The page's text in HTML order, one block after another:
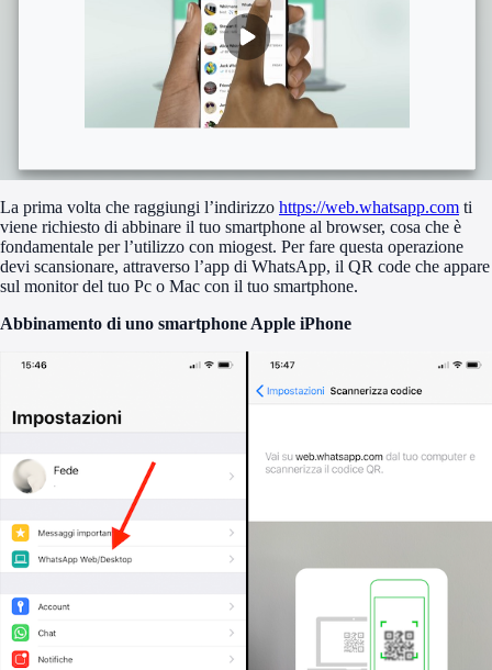
La prima volta che raggiungi l’indirizzo https://web.whatsapp.com ti
viene richiesto di abbinare il tuo smartphone al browser, cosa che è
fondamentale per l’utilizzo con miogest. Per fare questa operazione
devi scansionare, attraverso l’app di WhatsApp, il QR code che appare
sul monitor del tuo Pc o Mac con il tuo smartphone.
Abbinamento di uno smartphone Apple iPhone